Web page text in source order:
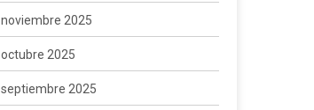
noviembre 2025
octubre 2025
septiembre 2025